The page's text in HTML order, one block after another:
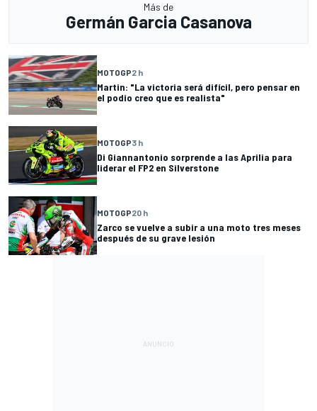
Más de
Germán Garcia Casanova
MOTOGP2 h
Martin: "La victoria será difícil, pero pensar en
el podio creo que es realista"
MOTOGP3 h
Di Giannantonio sorprende a las Aprilia para
liderar el FP2 en Silverstone
MOTOGP20 h
Zarco se vuelve a subir a una moto tres meses
después de su grave lesión